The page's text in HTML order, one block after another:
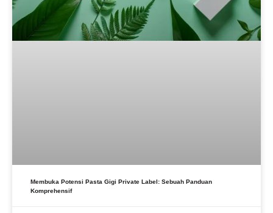
Membuka Potensi Pasta Gigi Private Label: Sebuah Panduan
Komprehensif